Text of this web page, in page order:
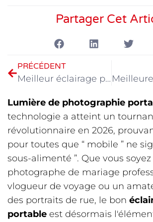
Partager Cet
PRÉCÉDENT
Meilleur éclairage photo à la maison en 2026
Lumière de photographie
technologie a atteint un
révolutionnaire en 2026,
pour toutes que “ mobile ” ne
sous-alimenté ”. Que vous
photographe de mariage
vlogueur de voyage ou un
des portraits de rue, le bon
portable est désormais